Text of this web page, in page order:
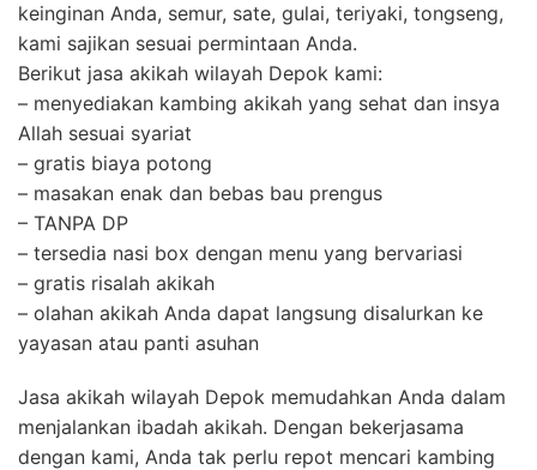
keinginan Anda, semur, sate, gulai, teriyaki, tongseng,
kami sajikan sesuai permintaan Anda.
Berikut jasa akikah wilayah Depok kami:
– menyediakan kambing akikah yang sehat dan insya
Allah sesuai syariat
– gratis biaya potong
– masakan enak dan bebas bau prengus
– TANPA DP
– tersedia nasi box dengan menu yang bervariasi
– gratis risalah akikah
– olahan akikah Anda dapat langsung disalurkan ke
yayasan atau panti asuhan
Jasa akikah wilayah Depok memudahkan Anda dalam
menjalankan ibadah akikah. Dengan bekerjasama
dengan kami, Anda tak perlu repot mencari kambing